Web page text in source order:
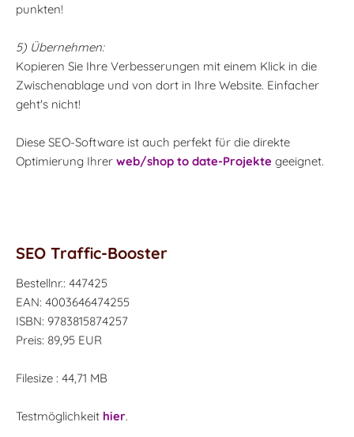
punkten!
5) Übernehmen:
Kopieren Sie Ihre Verbesserungen mit einem Klick in die
Zwischenablage und von dort in Ihre Website. Einfacher
geht's nicht!
Diese SEO-Software ist auch perfekt für die direkte
Optimierung Ihrer web/shop to date-Projekte geeignet.
SEO Traffic-Booster
Bestellnr.: 447425
EAN: 4003646474255
ISBN: 9783815874257
Preis: 89,95 EUR
Filesize : 44,71 MB
Testmöglichkeit hier.